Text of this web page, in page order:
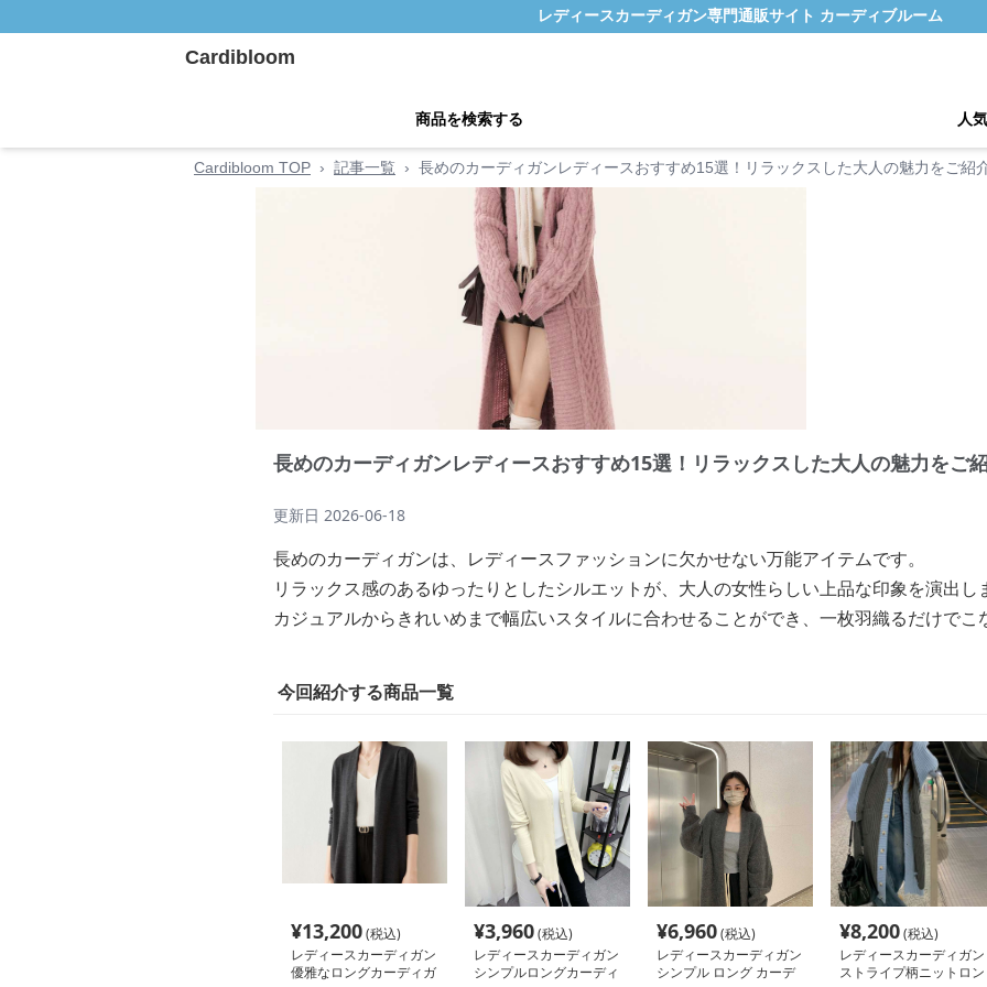
レディースカーディガン専門通販サイト カーディブルーム
Cardibloom
商品を検索する 人
Cardibloom TOP › 記事一覧 › 長めのカーディガンレディースおすすめ15選！リラックスした大人の魅力をご紹
長めのカーディガンレディースおすすめ15選！リラックスした大人の魅力をご
更新日 2026-06-18
長めのカーディガンは、レディースファッションに欠かせない万能アイテムです。
リラックス感のあるゆったりとしたシルエットが、大人の女性らしい上品な印象を演出し
カジュアルからきれいめまで幅広いスタイルに合わせることができ、一枚羽織るだけでこ
今回紹介する商品一覧
¥13,200(税込)
レディースカーディガン
優雅なロングカーディガ
¥3,960(税込)
レディースカーディガン
シンプルロングカーディ
¥6,960(税込)
レディースカーディガン
シンプル ロング カーデ
¥8,200(税込)
レディースカーディガン
ストライプ柄ニットロン